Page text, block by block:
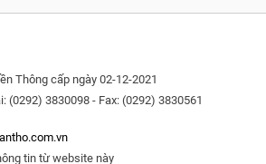
Thông cấp ngày 02-12-2021
(0292) 3830098 - Fax: (0292) 3830561
tin từ website này